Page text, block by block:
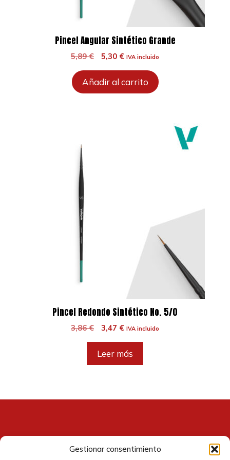
Gestionar consentimiento
Pincel Angular Sintético Grande
5,89€
El
original
era:
5,30 €El
actual
es:
IVA incluido
Añadir al carrito
Pincel Redondo Sintético No. 5/0
3,86€
El
original
era:
3,47 €El
actual
es:
IVA incluido
Leer más